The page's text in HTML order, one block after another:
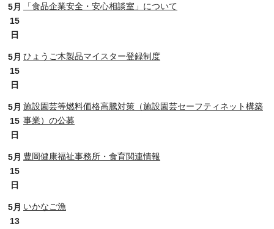
5月
15
日
「食品企業安全・安心相談室」について
5月
15
日
ひょうご木製品マイスター登録制度
5月
15
日
施設園芸等燃料価格高騰対策（施設園芸セーフティネット構築
事業）の公募
5月
15
日
豊岡健康福祉事務所・食育関連情報
5月
13
いかなご漁